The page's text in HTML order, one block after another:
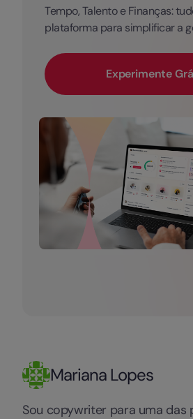
Tempo, Talento e Finanças:
plataforma para simplificar a
Experimente
Mariana Lopes
Sou copywriter para uma das